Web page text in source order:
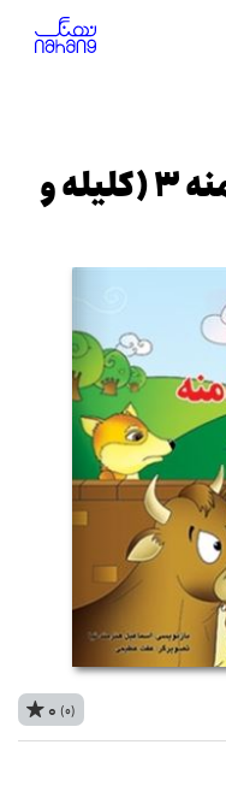
داستان‌های کلیله و دمنه 3 (کلیله و
0 (0)